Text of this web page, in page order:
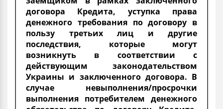
договора Кредита, уступка права
денежного требования по договору в
пользу третьих лиц и другие
последствия, которые могут
возникнуть в соответствии с
действующим законодательством
Украины и заключенного договора. В
случае невыполнения/просрочки
выполнения потребителем денежного